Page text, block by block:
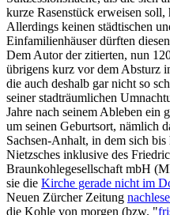
kurze Rasenstück erweisen
Allerdings keinen städtischen
Einfamilienhäuser dürften
Dem Autor der zitierten, nun
übrigens kurz vor dem Absturz
die auch deshalb gar nicht so
seiner stadträumlichen
Jahre nach seinem Ableben ein
um seinen Geburtsort, nämlich
Sachsen-Anhalt, in dem sich
Nietzsches inklusive des
Braunkohlegesellschaft mbH
sie die Kirche gerade nicht im
Neuen Zürcher Zeitung
die Kohle von morgen (bzw. "